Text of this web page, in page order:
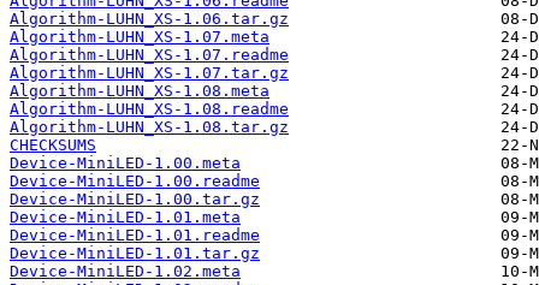
Algorithm-LUHN_XS-1.06.tar.gz
Algorithm-LUHN_XS-1.07.meta
Algorithm-LUHN_XS-1.07.readme
Algorithm-LUHN_XS-1.07.tar.gz
Algorithm-LUHN_XS-1.08.meta
Algorithm-LUHN_XS-1.08.readme
Algorithm-LUHN_XS-1.08.tar.gz
CHECKSUMS
Device-MiniLED-1.00.meta
Device-MiniLED-1.00.readme
Device-MiniLED-1.00.tar.gz
Device-MiniLED-1.01.meta
Device-MiniLED-1.01.readme
Device-MiniLED-1.01.tar.gz
Device-MiniLED-1.02.meta